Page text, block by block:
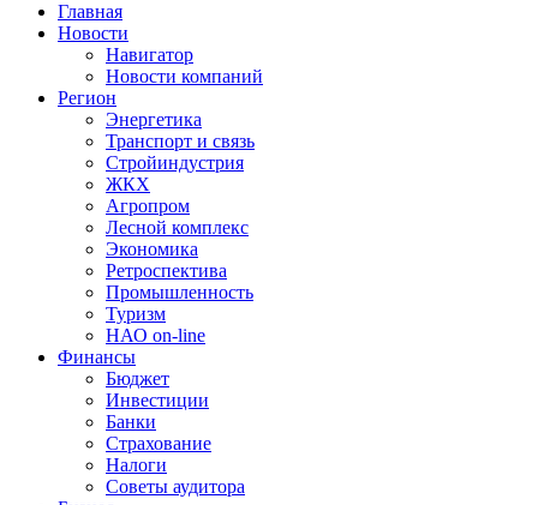
Главная
Новости
Навигатор
Новости компаний
Регион
Энергетика
Транспорт и связь
Стройиндустрия
ЖКХ
Агропром
Лесной комплекс
Экономика
Ретроспектива
Промышленность
Туризм
НАО on-line
Финансы
Бюджет
Инвестиции
Банки
Страхование
Налоги
Советы аудитора